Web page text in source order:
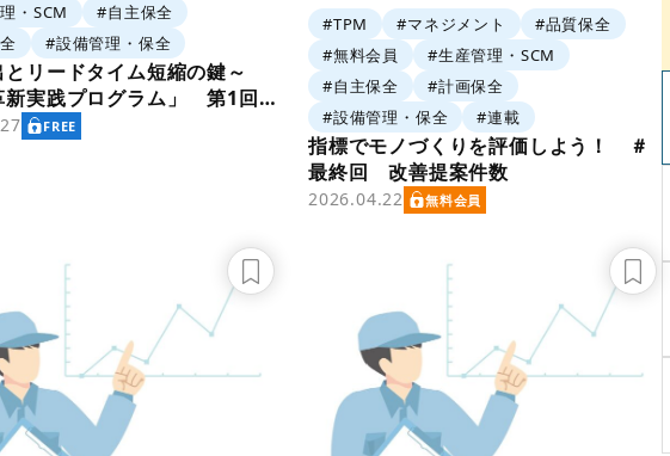
・SCM
#自主保全
#設備管理・保全
リードタイム短縮の鍵～
新実践プログラム」 第1回
実践プログラムの概要」
FREE
#TPM #マネジメント
#品質保全
#無料会員
#生産管理・SCM
#自主保全
#計画保全
#設備管理・保全
#連載
指標でモノづくりを評価しよう！ ＃
最終回 改善提案件数
2026.04.22 無料会員